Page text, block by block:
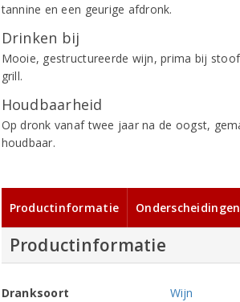
tannine en een geurige afdronk.
Drinken bij
Mooie, gestructureerde wijn, prima bij
grill.
Houdbaarheid
Op dronk vanaf twee jaar na de oogst,
houdbaar.
Productinformatie Onderscheidingen
Productinformatie
Dranksoort
Wijn